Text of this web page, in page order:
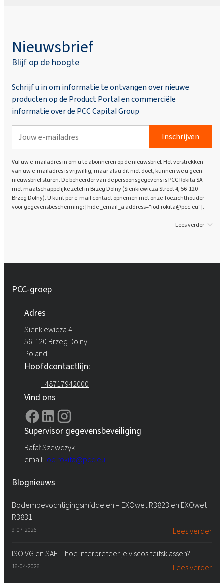
Nieuwsbrief
Blijf op de hoogte
Schrijf u in om informatie te ontvangen over nieuwe
producten op de Product Portal en commerciële
informatie over de PCC Capital Group
Inschrijven
Vul uw e-mailadres in om u te abonneren op de nieuwsbrief. Het verstrekken
van uw e-mailadres is vrijwillig, maar als u dit niet doet, kunnen we u geen
nieuwsbrief sturen. De beheerder van de persoonsgegevens is PCC Rokita SA
met maatschappelijke zetel in Brzeg Dolny (Sienkiewicza Street 4, 56-120
Brzeg Dolny). U kunt per e-mail contact opnemen met onze Toezichthouder
voor gegevensbescherming: [hide _email_a address="iod.rokita@pcc.eu"].
Lees verder
PCC-groep
Adres
Sienkiewicza 4
56-120 Brzeg Dolny
Poland
Hoofdcontactlijn:
+48717942000
Vind ons
Supervisor gegevensbeveiliging
Rafał Szewczyk
email: iod.rokita@pcc.eu
Blognieuws
Bodembevochtigingsmiddelen – EXOwet R3823 en EXOwet
R3831
9-07-2026 Lees verder
ISO VG en SAE – hoe interpreteer je viscositeitsklassen?
16-04-2026 Lees verder